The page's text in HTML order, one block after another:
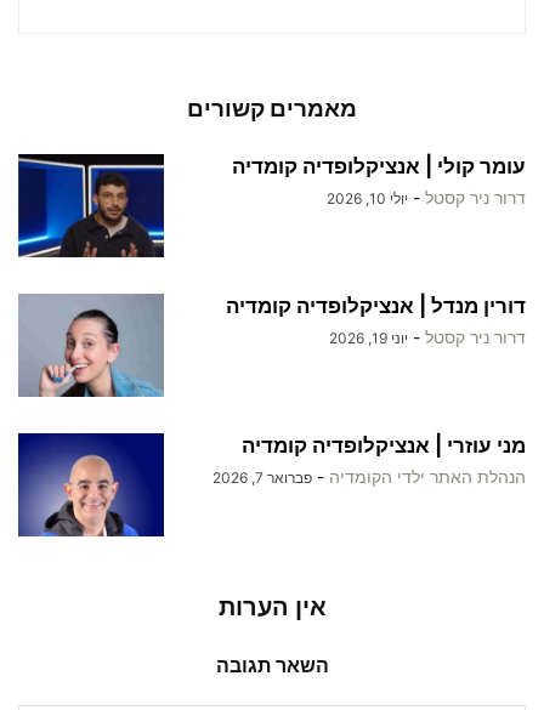
מאמרים קשורים
עומר קולי | אנציקלופדיה קומדיה
דרור ניר קסטל - יולי 10, 2026
דורין מנדל | אנציקלופדיה קומדיה
דרור ניר קסטל - יוני 19, 2026
מני עוזרי | אנציקלופדיה קומדיה
הנהלת האתר ילדי הקומדיה - פברואר 7, 2026
אין הערות
השאר תגובה